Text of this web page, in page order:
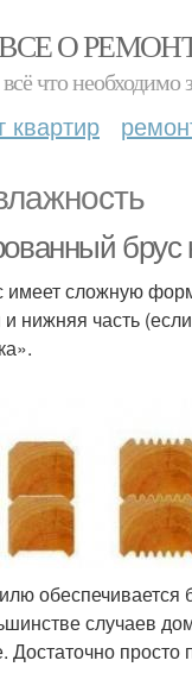
О
что
квартир
сложную
нижняя часть
обеспечивается
случаев
Достаточно